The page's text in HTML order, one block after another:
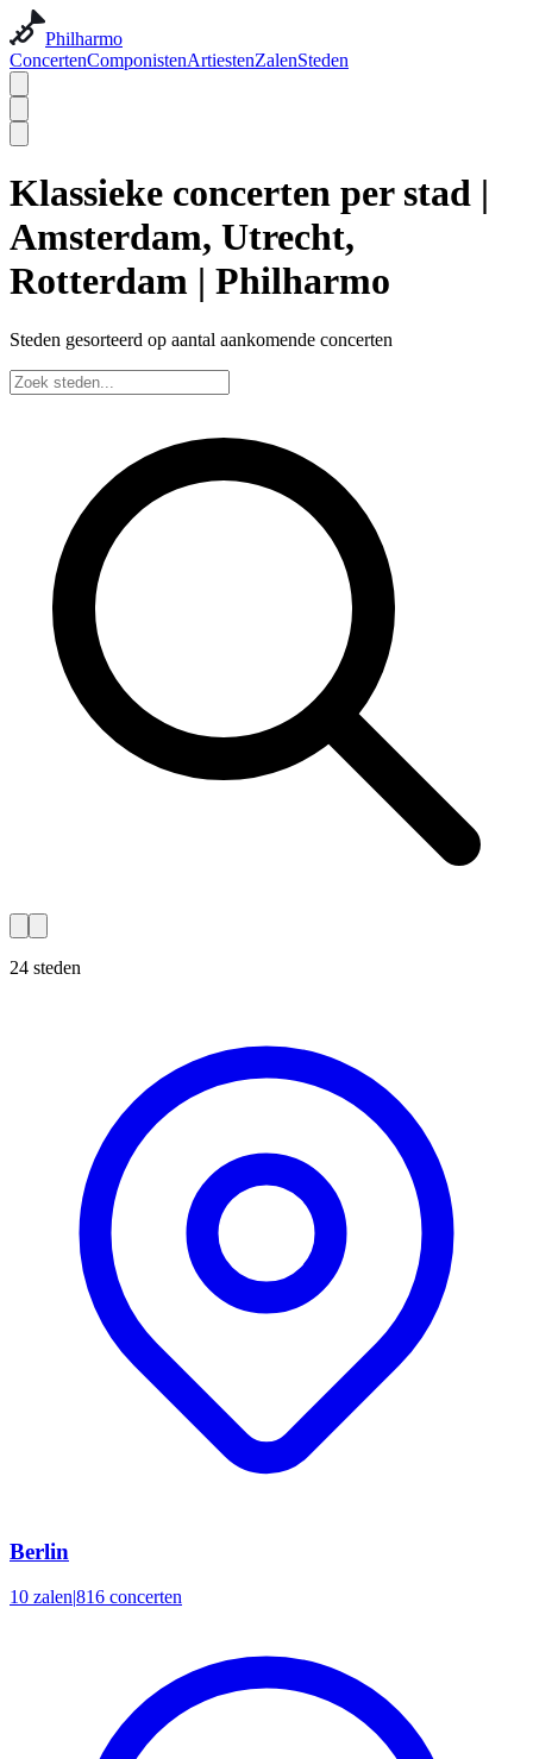
Philharmo
ConcertenComponistenArtiestenZalenSteden
Klassieke concerten per stad |
Amsterdam, Utrecht,
Rotterdam | Philharmo
Steden gesorteerd op aantal aankomende concerten
24 steden
Berlin
10 zalen|816 concerten